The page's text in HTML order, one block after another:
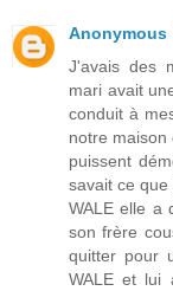
Anonymous
J'avais des
mari avait
conduit à
notre maison
puissent
savait ce
WALE elle a
son frère
quitter pour
WALE et lui